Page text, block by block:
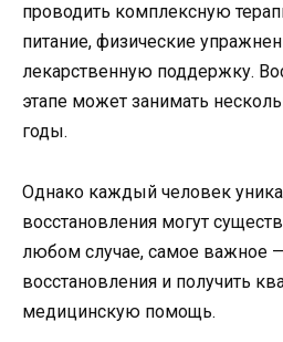
проводить комплексную
питание, физические
лекарственную поддержку.
этапе может занимать
годы.
Однако каждый человек
восстановления могут
любом случае, самое важное
восстановления и получить
медицинскую помощь.